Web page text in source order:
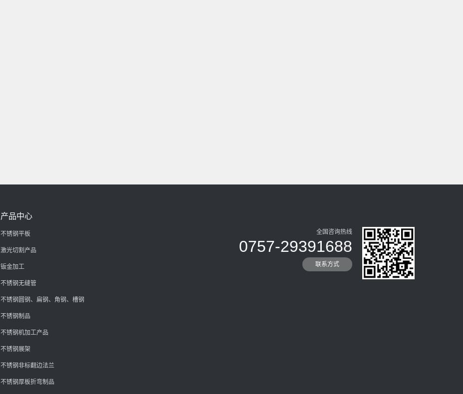
产品中心
不锈钢平板
激光切割产品
钣金加工
不锈钢无缝管
不锈钢圆钢、扁钢、角钢、槽钢
不锈钢制品
不锈钢机加工产品
不锈钢展架
不锈钢非标翻边法兰
不锈钢厚板折弯制品
全国咨询热线
0757-29391688
联系方式